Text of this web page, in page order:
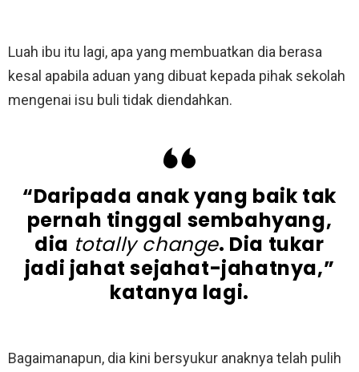
Luah ibu itu lagi, apa yang membuatkan dia berasa
kesal apabila aduan yang dibuat kepada pihak sekolah
mengenai isu buli tidak diendahkan.
“Daripada anak yang baik tak
pernah tinggal sembahyang,
dia totally change. Dia tukar
jadi jahat sejahat-jahatnya,”
katanya lagi.
Bagaimanapun, dia kini bersyukur anaknya telah pulih